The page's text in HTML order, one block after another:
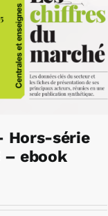
Hors-série
ebook